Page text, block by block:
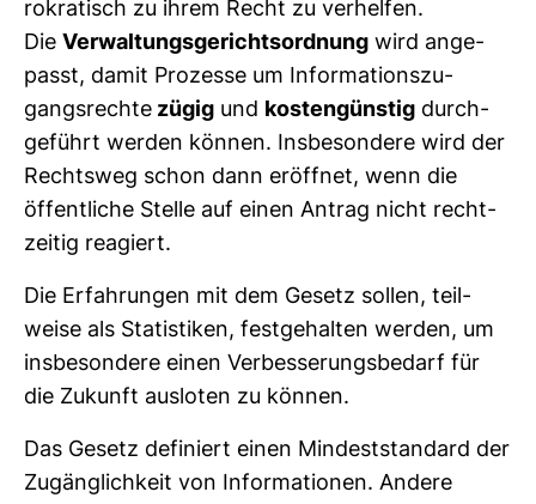
ro­kra­tisch zu ihrem Recht zu ver­helfen.
Die Ver­wal­tungs­ge­richts­ord­nung wird ange­
passt, damit Pro­zesse um Infor­ma­ti­ons­zu­
gangs­rechte zügig und kos­ten­günstig durch­
ge­führt werden können. Ins­be­son­dere wird der
Rechtsweg schon dann eröffnet, wenn die
öffent­liche Stelle auf einen Antrag nicht recht­
zeitig reagiert.
Die Erfah­rungen mit dem Gesetz sollen, teil­
weise als Sta­tis­tiken, fest­ge­halten werden, um
ins­be­son­dere einen Ver­bes­se­rungs­be­darf für
die Zukunft aus­loten zu können.
Das Gesetz defi­niert einen Min­dest­stan­dard der
Zugäng­lich­keit von Infor­ma­tionen. Andere